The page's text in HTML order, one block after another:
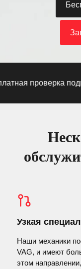
проверка
Узкая
Наши механики
VAG, и имеют
этом